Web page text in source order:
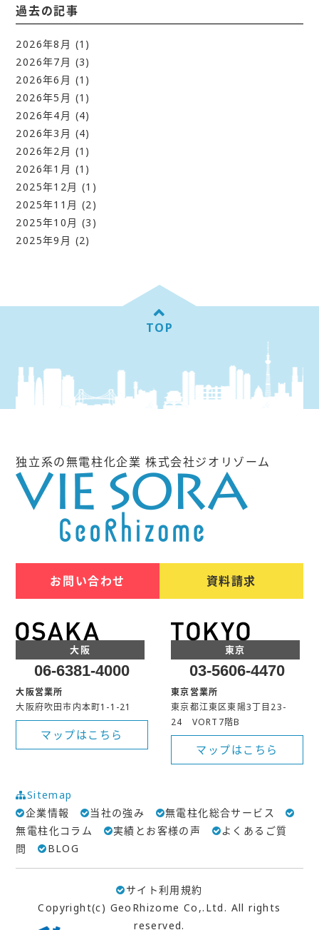
過去の記事
2026年8月 (1)
2026年7月 (3)
2026年6月 (1)
2026年5月 (1)
2026年4月 (4)
2026年3月 (4)
2026年2月 (1)
2026年1月 (1)
2025年12月 (1)
2025年11月 (2)
2025年10月 (3)
2025年9月 (2)
TOP
独立系の無電柱化企業 株式会社ジオリゾーム
お問い合わせ 資料請求
大阪
06-6381-4000
大阪営業所
大阪府吹田市内本町1-1-21
マップはこちら
東京
03-5606-4470
東京営業所
東京都江東区東陽3丁目23-
24 VORT7階B
マップはこちら
Sitemap
企業情報
当社の強み
無電柱化総合サービス
無電柱化コラム
実績とお客様の声
よくあるご質
問
BLOG
サイト利用規約
Copyright(c) GeoRhizome Co,.Ltd. All rights
reserved.